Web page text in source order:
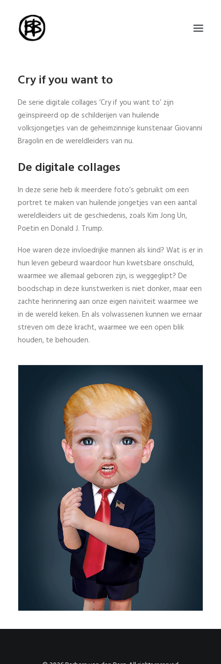
Home
Artworks
Series
About me
Exhibitions
Contact
Cry if you want to
De serie digitale collages ‘Cry if you want to’ zijn
geïnspireerd op de schilderijen van huilende
volksjongetjes van de geheimzinnige kunstenaar Giovanni
Bragolin en de wereldleiders van nu.
De digitale collages
In deze serie heb ik meerdere foto’s gebruikt om een
portret te maken van huilende jongetjes van een aantal
wereldleiders uit de geschiedenis, zoals Kim Jong Un,
Poetin en Donald J. Trump.
Hoe waren deze invloedrijke mannen als kind? Wat is er in
hun leven gebeurd waardoor hun kwetsbare onschuld,
waarmee we allemaal geboren zijn, is weggeglipt? De
boodschap in deze kunstwerken is niet donker, maar een
zachte herinnering aan onze eigen naïviteit waarmee we
in de wereld keken. En als volwassenen kunnen we ernaar
streven om deze kracht, waarmee we een open blik
houden, te behouden.